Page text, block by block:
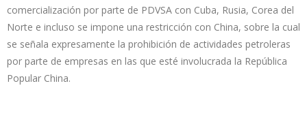
comercialización por parte de PDVSA con Cuba, Rusia, Corea del
Norte e incluso se impone una restricción con China, sobre la cual
se señala expresamente la prohibición de actividades petroleras
por parte de empresas en las que esté involucrada la República
Popular China.